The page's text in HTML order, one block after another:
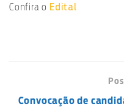
Confira o Edital
Convocação de